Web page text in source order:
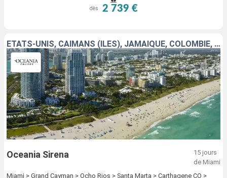
dès 2 739 €
ÉTATS-UNIS, CAÏMANS (ÎLES), JAMAÏQUE, COLOMBIE, PANAMA, ÉQUATEUR, PÉROU
Oceania Sirena
15 jours
de Miami
Miami > Grand Cayman > Ocho Rios > Santa Marta > Carthagene CO >